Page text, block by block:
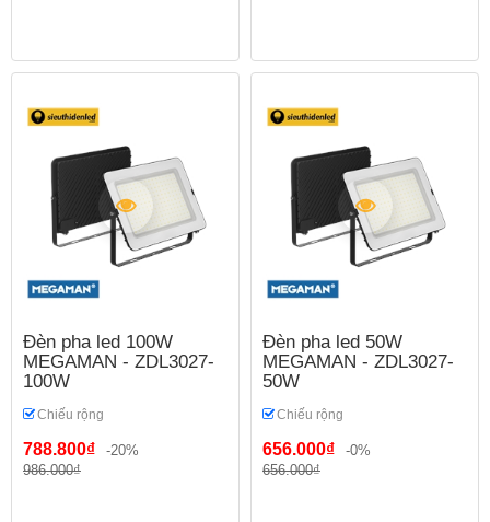
Đèn pha led 100W
MEGAMAN - ZDL3027-
100W
Chiếu rộng
788.800₫
-20%
986.000₫
Đèn pha led 50W
MEGAMAN - ZDL3027-
50W
Chiếu rộng
656.000₫
-0%
656.000₫